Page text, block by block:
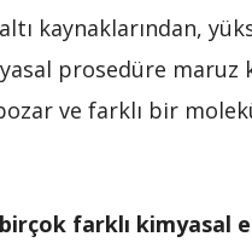
kaynaklarından,
prosedüre maruz
ve farklı bir
farklı kimyasal